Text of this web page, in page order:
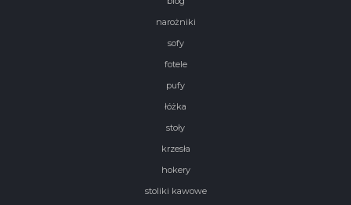
narożniki
sofy
fotele
pufy
łóżka
stoły
krzesła
hokery
stoliki kawowe